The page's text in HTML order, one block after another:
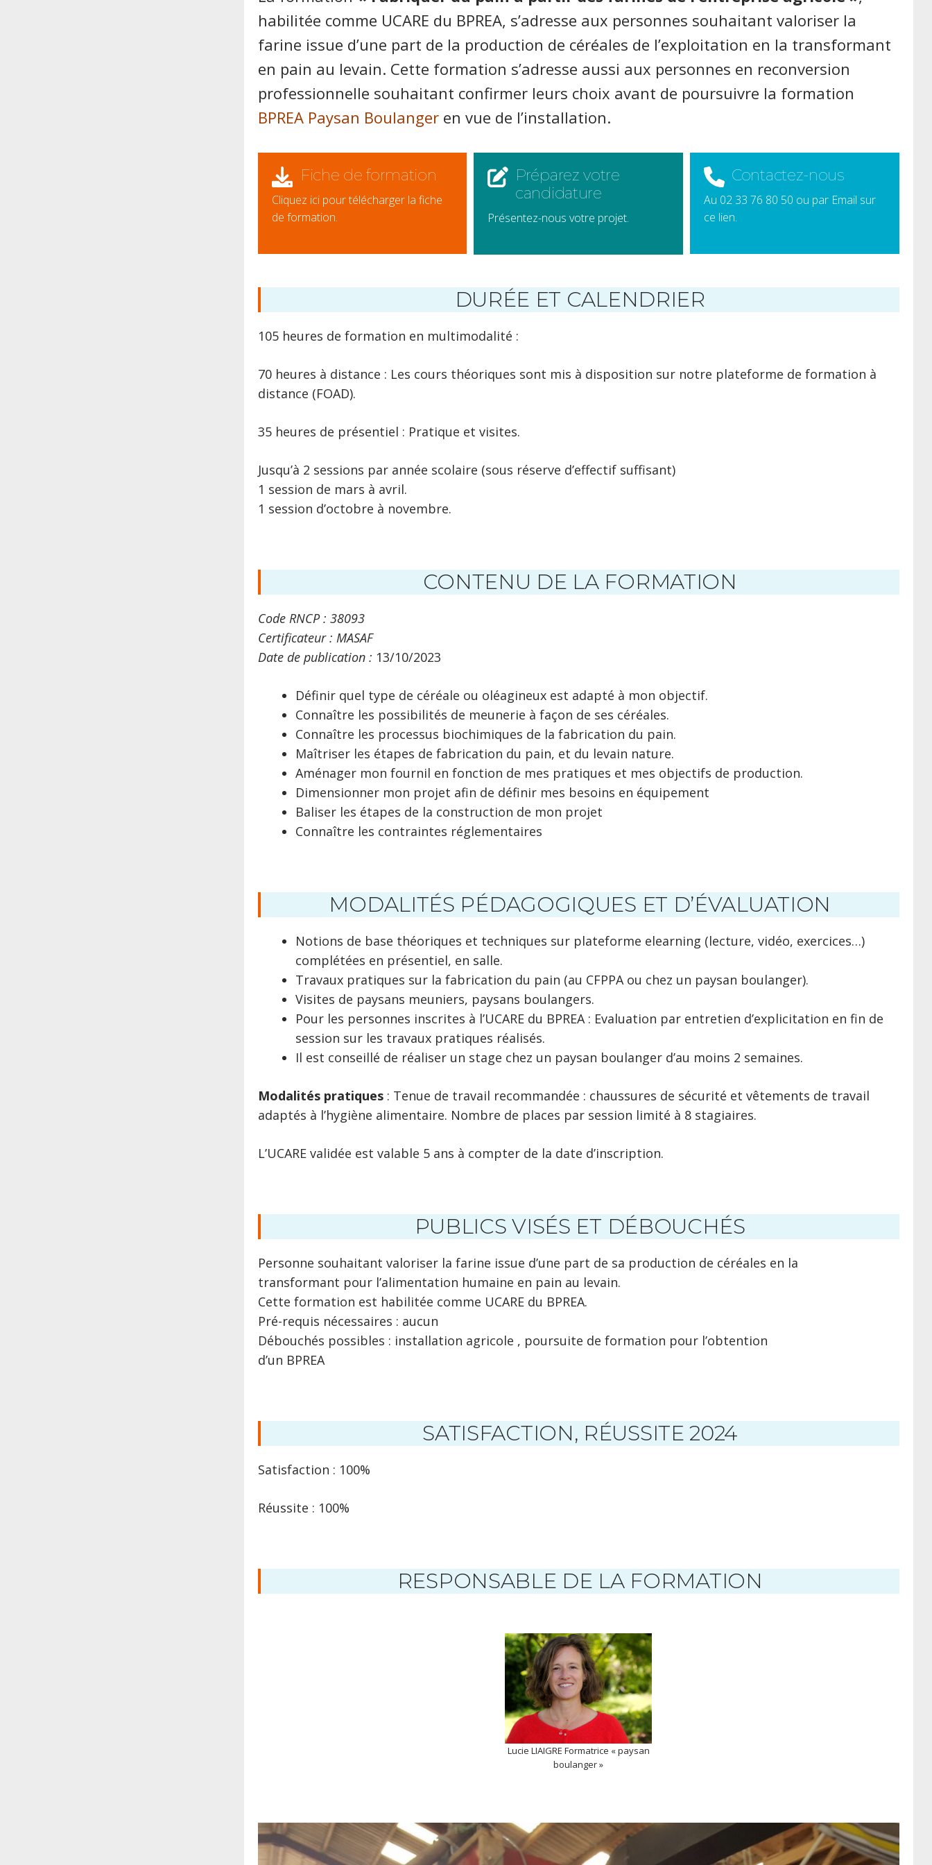
habilitée comme UCARE du BPREA, s’adresse aux personnes souhaitant valoriser la
farine issue d’une part de la production de céréales de l’exploitation en la transformant
en pain au levain. Cette formation s’adresse aussi aux personnes en reconversion
professionnelle souhaitant confirmer leurs choix avant de poursuivre la formation
BPREA Paysan Boulangeren vue de l’installation.
Fiche de formation
Cliquez ici pour télécharger la fiche
de formation.
Préparez votre
candidature
Présentez-nous votre projet.
Contactez-nous
Au 02 33 76 80 50 ou par Email sur
ce lien.
DURÉE ET CALENDRIER
105 heures de formation en multimodalité :
70 heures à distance : Les cours théoriques sont mis à disposition sur notre plateforme de formation à
distance (FOAD).
35 heures de présentiel : Pratique et visites.
Jusqu’à 2 sessions par année scolaire (sous réserve d’effectif suffisant)
1 session de mars à avril.
1 session d’octobre à novembre.
CONTENU DE LA FORMATION
Code RNCP : 38093
Certificateur : MASAF
Date de publication : 13/10/2023
Définir quel type de céréale ou oléagineux est adapté à mon objectif.
Connaître les possibilités de meunerie à façon de ses céréales.
Connaître les processus biochimiques de la fabrication du pain.
Maîtriser les étapes de fabrication du pain, et du levain nature.
Aménager mon fournil en fonction de mes pratiques et mes objectifs de production.
Dimensionner mon projet afin de définir mes besoins en équipement
Baliser les étapes de la construction de mon projet
Connaître les contraintes réglementaires
MODALITÉS PÉDAGOGIQUES ET D’ÉVALUATION
Notions de base théoriques et techniques sur plateforme elearning (lecture, vidéo, exercices…)
complétées en présentiel, en salle.
Travaux pratiques sur la fabrication du pain (au CFPPA ou chez un paysan boulanger).
Visites de paysans meuniers, paysans boulangers.
Pour les personnes inscrites à l’UCARE du BPREA : Evaluation par entretien d’explicitation en fin de
session sur les travaux pratiques réalisés.
Il est conseillé de réaliser un stage chez un paysan boulanger d’au moins 2 semaines.
Modalités pratiques: Tenue de travail recommandée : chaussures de sécurité et vêtements de travail
adaptés à l’hygiène alimentaire. Nombre de places par session limité à 8 stagiaires.
L’UCARE validée est valable 5 ans à compter de la date d’inscription.
PUBLICS VISÉS ET DÉBOUCHÉS
Personne souhaitant valoriser la farine issue d’une part de sa production de céréales en la
transformant pour l’alimentation humaine en pain au levain.
Cette formation est habilitée comme UCARE du BPREA.
Pré-requis nécessaires : aucun
Débouchés possibles : installation agricole , poursuite de formation pour l’obtention
d’un BPREA
SATISFACTION, RÉUSSITE 2024
Satisfaction : 100%
Réussite : 100%
RESPONSABLE DE LA FORMATION
Lucie LIAIGRE Formatrice « paysan
boulanger »